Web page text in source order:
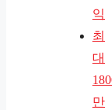
익
최
대
만